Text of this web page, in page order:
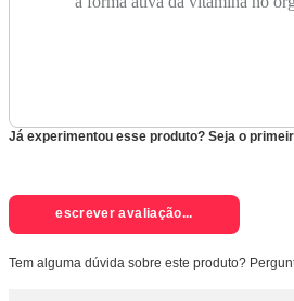
Já experimentou esse produto? Seja o
escrever avaliação...
Tem alguma dúvida sobre este produto?